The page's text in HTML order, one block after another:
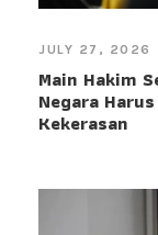
JULY 27, 2026
Main Hakim
Negara
Kekerasan